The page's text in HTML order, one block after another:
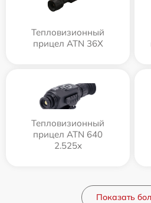
Тепловизионный
прицел ATN 36X
Тепловизионный
прицел ATN 640
2.525x
Показать